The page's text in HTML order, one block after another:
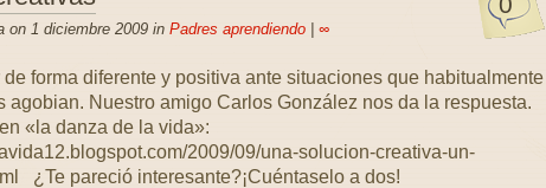
on 1 diciembre 2009 in Padres aprendiendo| ∞
forma diferente y positiva ante situaciones que habitualmente
agobian. Nuestro amigo Carlos González nos da la respuesta.
«la danza de la vida»:
2009/09/una-solucion-creativa-un-
¿Te pareció interesante?¡Cuéntaselo a dos!